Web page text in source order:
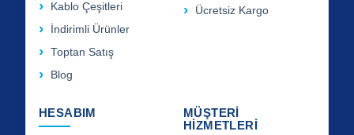
Kablo Çeşitleri
İndirimli Ürünler
Toptan Satış
Blog
Ücretsiz Kargo
HESABIM
MÜŞTERİ
HİZMETLERİ